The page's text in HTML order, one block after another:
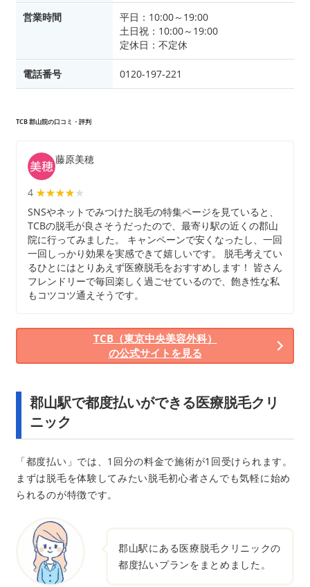
営業時間
平日：10:00～19:00
土日祝：10:00～19:00
定休日：不定休
電話番号 0120-197-221
TCB 郡山院の口コミ・評判
藤原美穂
4 ★★★★★
★★★★
SNSやネットでみつけた脱毛の特集ページを見ていると、
TCBの脱毛が良さそうだったので、最寄り駅の近くの郡山
院に行ってみました。 キャンペーンで安くなったし、一回
一回しっかり効果を実感できて嬉しいです。 脱毛考えてい
るひとにはとりあえず医療脱毛をおすすめします！ 皆さん
フレンドリーで毎回楽しく過ごせているので、飽き性な私
もコツコツ通えそうです。
TCB（東京中央美容外科）
の公式サイトを見る
郡山駅で都度払いができる医療脱毛クリ
ニック
「都度払い」では、1回分の料金で施術が1回受けられます。
まずは脱毛を体験してみたい脱毛初心者さんでも気軽に始め
られるのが特徴です。
郡山駅にある医療脱毛クリニックの
都度払いプランをまとめました。